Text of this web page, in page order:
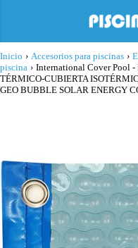
Inicio › Accesorios para piscinas ›
piscina › International Cover Pool
TÉRMICO-CUBIERTA
GEO BUBBLE SOLAR ENERGY